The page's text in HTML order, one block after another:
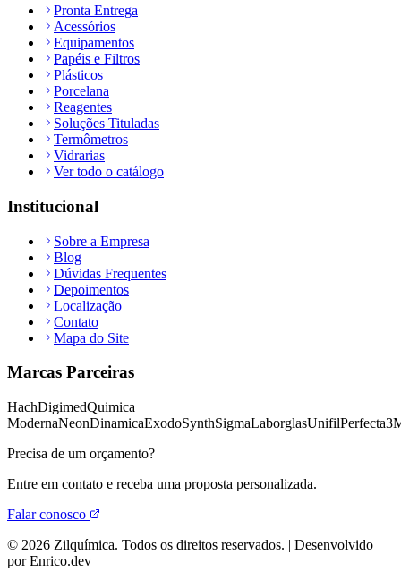
Pronta Entrega
Acessórios
Equipamentos
Papéis e Filtros
Plásticos
Porcelana
Reagentes
Soluções Tituladas
Termômetros
Vidrarias
Ver todo o catálogo
Institucional
Sobre a Empresa
Blog
Dúvidas Frequentes
Depoimentos
Localização
Contato
Mapa do Site
Marcas Parceiras
HachDigimedQuimica
ModernaNeonDinamicaExodoSynthSigmaLaborglasUnifilPerfecta
Precisa de um orçamento?
Entre em contato e receba uma proposta personalizada.
Falar conosco
© 2026 Zilquímica. Todos os direitos reservados. | Desenvolvido
por Enrico.dev